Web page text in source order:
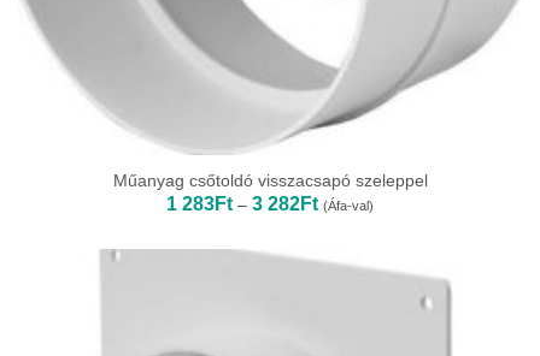
Műanyag csőtoldó visszacsapó szeleppel
1 283Ft – 3 282FtÁrtartomány:
1
3
(Áfa-val)